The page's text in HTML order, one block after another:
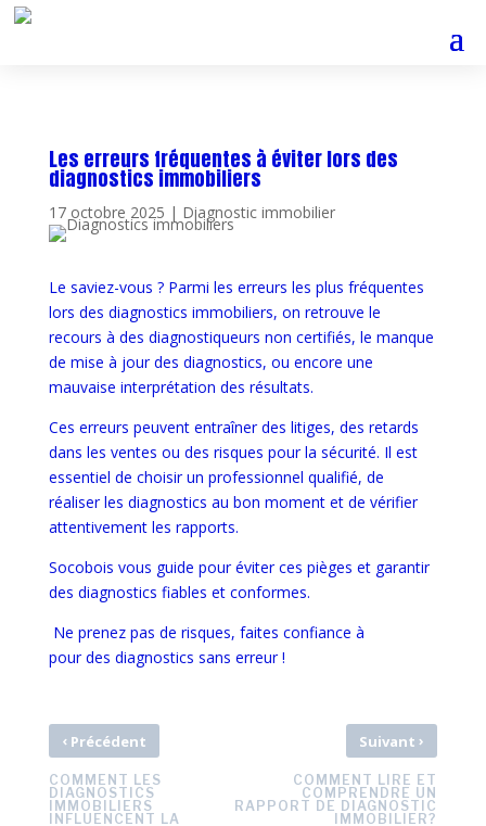
Les erreurs fréquentes à éviter lors des
diagnostics immobiliers
17 octobre 2025 | Diagnostic immobilier
Le saviez-vous ? Parmi les erreurs les plus fréquentes
lors des diagnostics immobiliers, on retrouve le
recours à des diagnostiqueurs non certifiés, le manque
de mise à jour des diagnostics, ou encore une
mauvaise interprétation des résultats.
Ces erreurs peuvent entraîner des litiges, des retards
dans les ventes ou des risques pour la sécurité. Il est
essentiel de choisir un professionnel qualifié, de
réaliser les diagnostics au bon moment et de vérifier
attentivement les rapports.
Socobois vous guide pour éviter ces pièges et garantir
des diagnostics fiables et conformes.
Ne prenez pas de risques, faites confiance à
pour des diagnostics sans erreur !
‹Précédent
COMMENT LES
DIAGNOSTICS
IMMOBILIERS
INFLUENCENT LA
Suivant›
COMMENT LIRE ET
COMPRENDRE UN
RAPPORT DE DIAGNOSTIC
IMMOBILIER?